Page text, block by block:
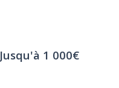
Jusqu'à 1 000€